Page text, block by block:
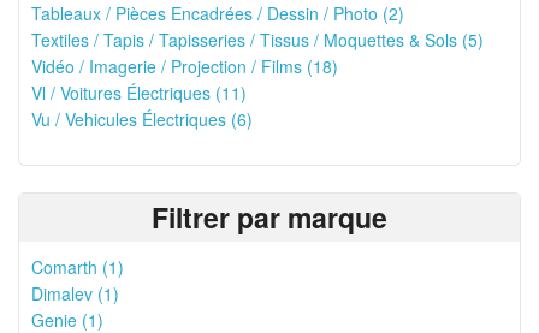
Tableaux / Pièces Encadrées / Dessin / Photo (2)
Textiles / Tapis / Tapisseries / Tissus / Moquettes & Sols (5)
Vidéo / Imagerie / Projection / Films (18)
Vl / Voitures Électriques (11)
Vu / Vehicules Électriques (6)
Filtrer par marque
Comarth (1)
Dimalev (1)
Genie (1)